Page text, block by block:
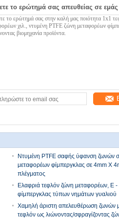
το ερώτημά σας απευθείας σε εμάς
Ντυμένη PTFE σαφής ύφανση ζωνών
μεταφορέων φίμπεργκλας σε 4mm X
πλέγματος
Ελαφριά τεφλόν ζώνη μεταφορέων, Ε
φίμπεργκλας τύπων νημάτων γυαλιού
Χαμηλή άριστη απελευθέρωση ζωνών
τεφλόν ως λιώνοντας/σφραγίζοντας